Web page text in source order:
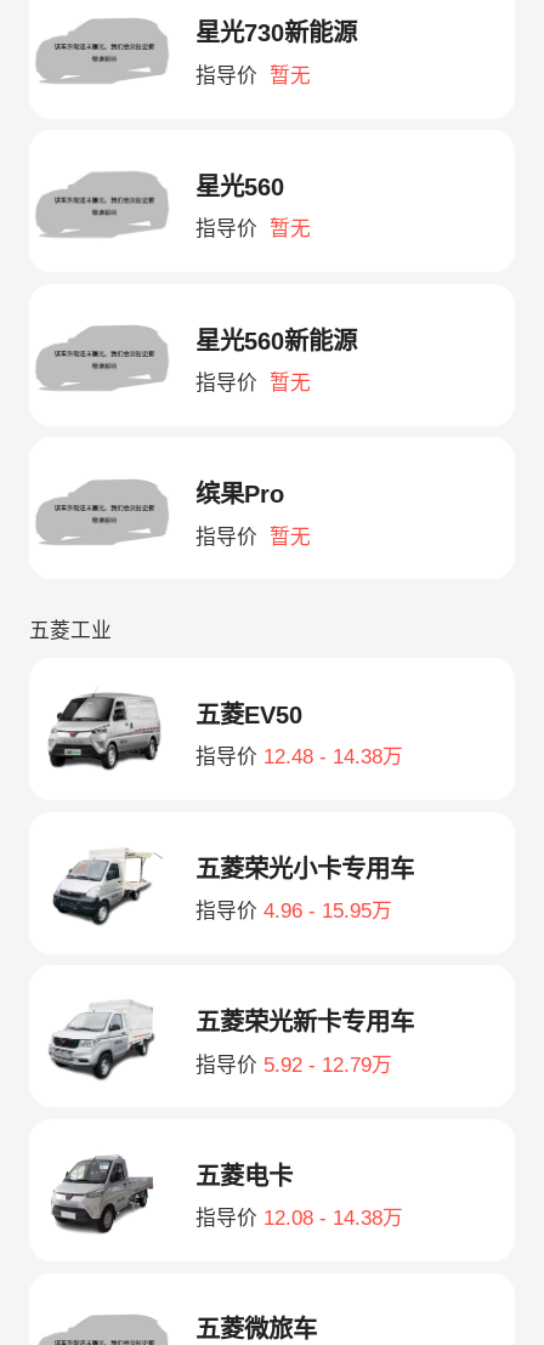
星光730新能源
指导价 暂无
星光560
指导价 暂无
星光560新能源
指导价 暂无
缤果Pro
指导价 暂无
五菱工业
五菱EV50
指导价 12.48 - 14.38万
五菱荣光小卡专用车
指导价 4.96 - 15.95万
五菱荣光新卡专用车
指导价 5.92 - 12.79万
五菱电卡
指导价 12.08 - 14.38万
五菱微旅车